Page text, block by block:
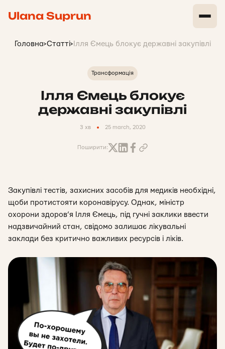
Ulana Suprun
Головна>Статті> Ілля Ємець блокує державні закупівлі
Трансформація
Ілля Ємець блокує
державні закупівлі
3 хв 25 march, 2020
Поширити:
Закупівлі тестів, захисних засобів для медиків необхідні,
щоби протистояти коронавірусу. Однак, міністр
охорони здоров’я Ілля Ємець, під гучні заклики ввести
надзвичайний стан, свідомо залишає лікувальні
заклади без критично важливих ресурсів і ліків.